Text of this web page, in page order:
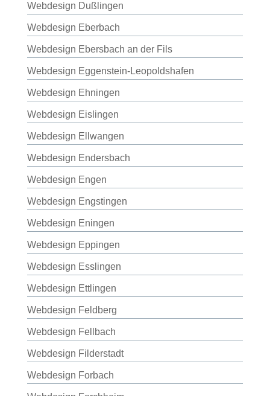
Webdesign Dußlingen
Webdesign Eberbach
Webdesign Ebersbach an der Fils
Webdesign Eggenstein-Leopoldshafen
Webdesign Ehningen
Webdesign Eislingen
Webdesign Ellwangen
Webdesign Endersbach
Webdesign Engen
Webdesign Engstingen
Webdesign Eningen
Webdesign Eppingen
Webdesign Esslingen
Webdesign Ettlingen
Webdesign Feldberg
Webdesign Fellbach
Webdesign Filderstadt
Webdesign Forbach